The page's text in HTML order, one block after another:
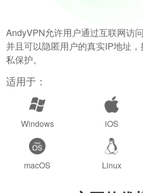
AndyVPN允许用户通过互联网访
并且可以隐匿用户的真实IP地址
私保护。
适用于：
Windows iOS
macOS Linux